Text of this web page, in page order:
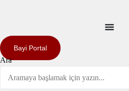
Bayi Portal
Ara